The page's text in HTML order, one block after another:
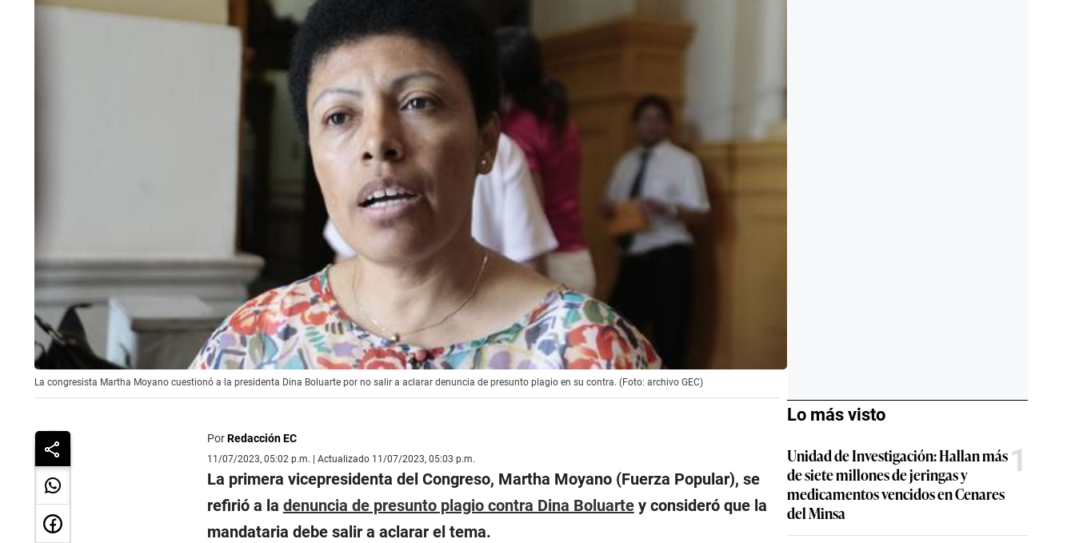
La congresista Martha Moyano cuestionó a la presidenta Dina Boluarte por no salir a aclarar denuncia de presunto plagio en su contra. (Foto: archivo GEC)
PorRedacción EC
11/07/2023, 05:02 p.m. | Actualizado 11/07/2023, 05:03 p.m.
La primera vicepresidenta del Congreso, Martha Moyano (Fuerza Popular), se
refirió a la denuncia de presunto plagio contra Dina Boluartey consideró que la
mandataria debe salir a aclarar el tema.
Lo más visto
Unidad de Investigación: Hallan más
de siete millones de jeringas y
medicamentos vencidos en Cenares
del Minsa
1